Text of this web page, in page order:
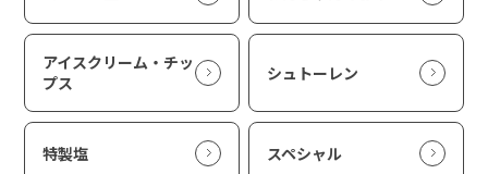
アイスクリーム・チッ
プス
シュトーレン
特製塩 スペシャル